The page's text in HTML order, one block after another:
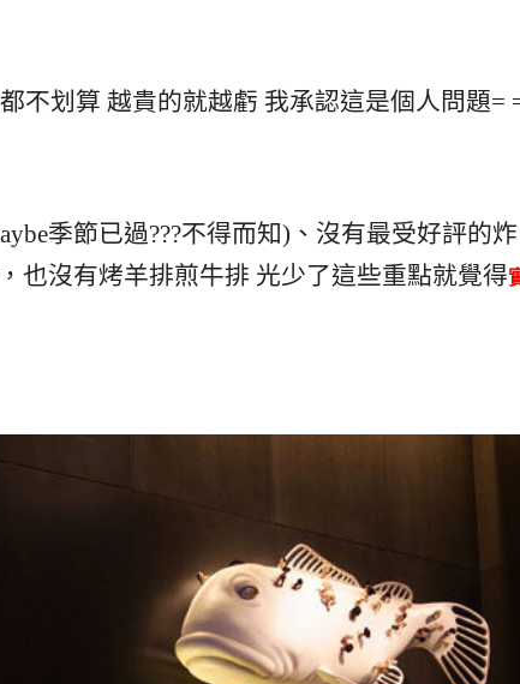
不划算 越貴的就越虧 我承認這是個人問題=
季節已過???不得而知)、沒有最受好評的炸
也沒有烤羊排煎牛排 光少了這些重點就覺得